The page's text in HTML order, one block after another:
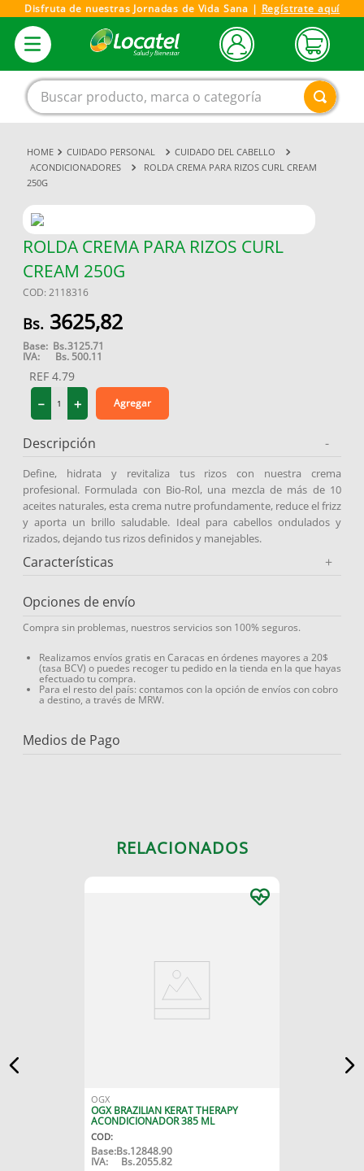
Disfruta de nuestras Jornadas de Vida Sana | Regístrate aquí
Buscar producto, marca o categoría
CUIDADO PERSONAL
CUIDADO DEL CABELLO
ACONDICIONADORES
ROLDA CREMA PARA RIZOS CURL CREAM
250G
ROLDA CREMA PARA RIZOS CURL
CREAM 250G
COD: 2118316
3625,82
Base: Bs.3125.71
IVA: Bs. 500.11
REF 4.79
＋
－ Agregar
Descripción -
Define, hidrata y revitaliza tus rizos con nuestra crema
profesional. Formulada con Bio-Rol, una mezcla de más de 10
aceites naturales, esta crema nutre profundamente, reduce el frizz
y aporta un brillo saludable. Ideal para cabellos ondulados y
rizados, dejando tus rizos definidos y manejables.
Características +
Opciones de envío
Compra sin problemas, nuestros servicios son 100% seguros.
Realizamos envíos gratis en Caracas en órdenes mayores a 20$
(tasa BCV) o puedes recoger tu pedido en la tienda en la que hayas
efectuado tu compra.
Para el resto del país: contamos con la opción de envíos con cobro
a destino, a través de MRW.
Medios de Pago
RELACIONADOS
OGX
OGX BRAZILIAN KERAT THERAPY
ACONDICIONADOR 385 ML
COD:
Base:Bs.12848.90
IVA: Bs.2055.82
1.
magnesio
2.
3 .
4.
vitamina c
5.
vitamina
6.
linezolid
7.
champu
8.
miovit
.
protector solar
medias compresión